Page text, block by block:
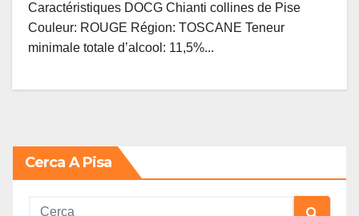
Caractéristiques DOCG Chianti collines de Pise
Couleur: ROUGE Région: TOSCANE Teneur
minimale totale d’alcool: 11,5%...
Cerca A Pisa